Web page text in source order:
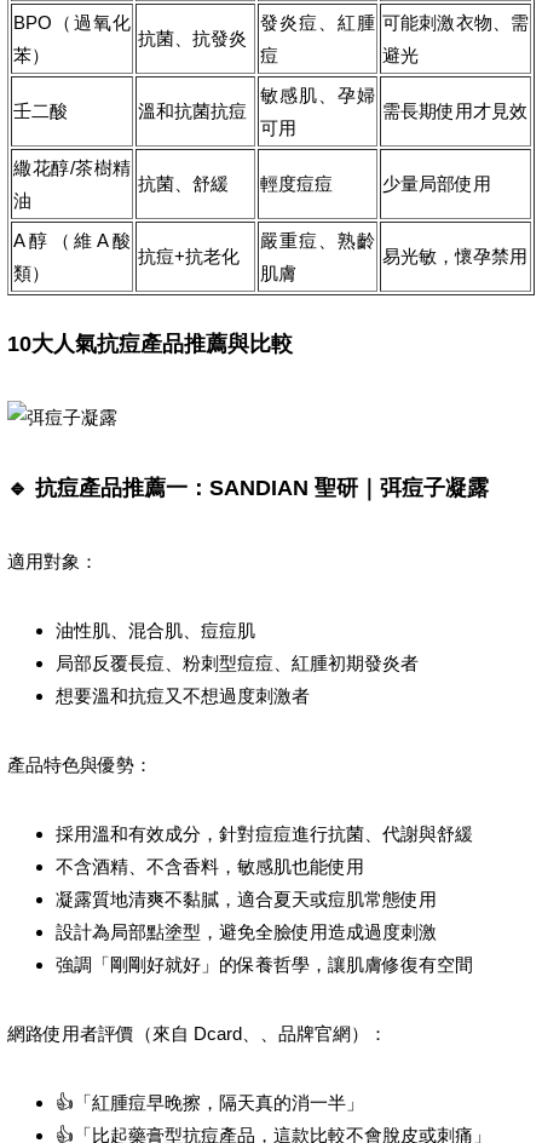
BPO（過氧化
苯）
抗菌、抗發炎
發炎痘、紅腫
痘
可能刺激衣物、需
避光
壬二酸 溫和抗菌抗痘
敏感肌、孕婦
可用
需長期使用才見效
繖花醇/茶樹精
油
抗菌、舒緩 輕度痘痘 少量局部使用
A醇（維A酸
類）
抗痘+抗老化
嚴重痘、熟齡
肌膚
易光敏，懷孕禁用
10大人氣抗痘產品推薦與比較
🔹 抗痘產品推薦一：SANDIAN 聖研｜弭痘子凝露
適用對象：
油性肌、混合肌、痘痘肌
局部反覆長痘、粉刺型痘痘、紅腫初期發炎者
想要溫和抗痘又不想過度刺激者
產品特色與優勢：
採用溫和有效成分，針對痘痘進行抗菌、代謝與舒緩
不含酒精、不含香料，敏感肌也能使用
凝露質地清爽不黏膩，適合夏天或痘肌常態使用
設計為局部點塗型，避免全臉使用造成過度刺激
強調「剛剛好就好」的保養哲學，讓肌膚修復有空間
網路使用者評價（來自 Dcard、、品牌官網）：
👍「紅腫痘早晚擦，隔天真的消一半」
👍「比起藥膏型抗痘產品，這款比較不會脫皮或刺痛」